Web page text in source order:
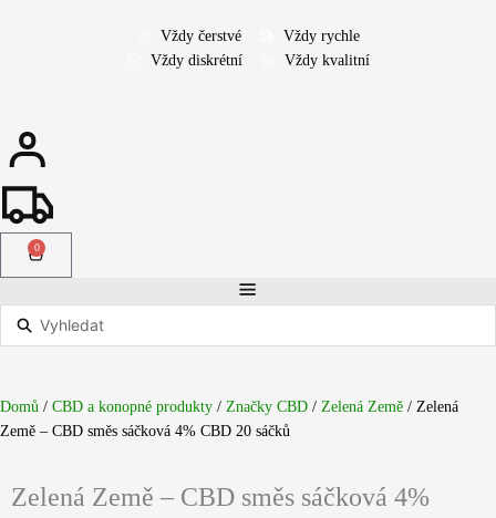
Vždy čerstvé
Vždy rychle
Vždy diskrétní
Vždy kvalitní
0
Cart
Search
Domů / CBD a konopné produkty / Značky CBD / Zelená Země / Zelená
Země – CBD směs sáčková 4% CBD 20 sáčků
Zelená Země – CBD směs sáčková 4%